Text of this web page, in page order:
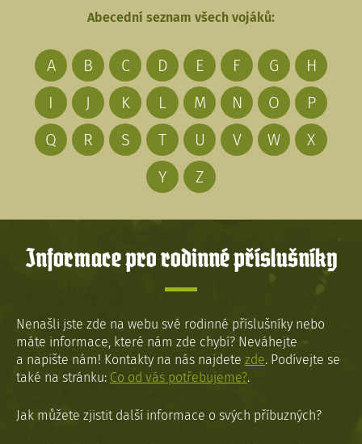
Abecední seznam všech vojáků:
A B C D E F G
H
I
J K L M N O
P
Q
R S T U V W
X
Y
Z
Informace pro rodinné příslušníky
Nenašli jste zde na webu své rodinné příslušníky nebo
máte informace, které nám zde chybí? Neváhejte
a napište nám! Kontakty na nás najdete zde. Podívejte se
také na stránku: Co od vás potřebujeme?.
Jak můžete zjistit další informace o svých příbuzných?